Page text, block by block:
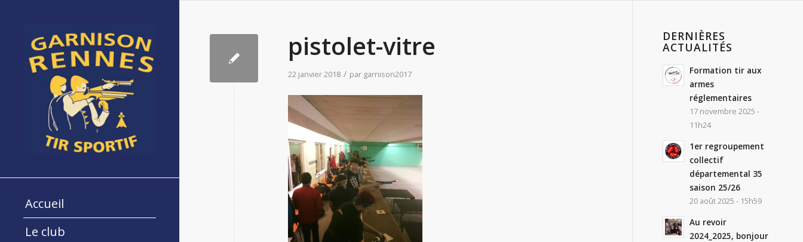
Accueil
Le club
pistolet-vitre
22 janvier 2018 / par garnison2017
DERNIÈRES
ACTUALITÉS
Formation tir aux
armes
réglementaires
17 novembre 2025 -
11h24
1er regroupement
collectif
départemental 35
saison 25/26
20 août 2025 - 15h59
Au revoir
2024_2025, bonjour